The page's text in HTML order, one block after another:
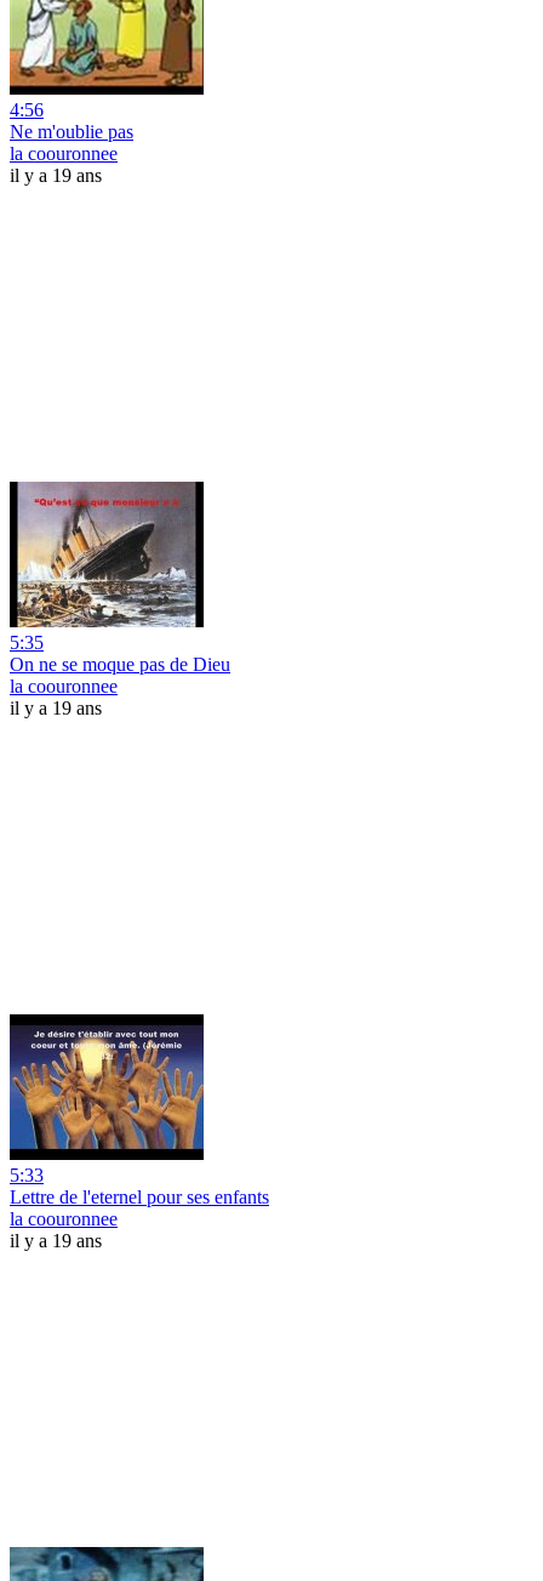
4:56
Ne m'oublie pas
la coouronnee
il y a 19 ans
5:35
On ne se moque pas de Dieu
la coouronnee
il y a 19 ans
5:33
Lettre de l'eternel pour ses enfants
la coouronnee
il y a 19 ans